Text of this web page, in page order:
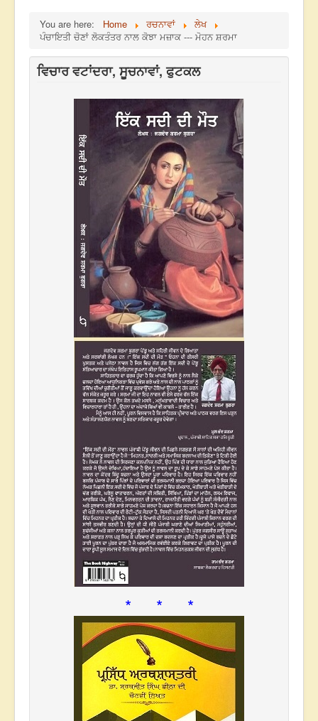
You are here: Home ਰਚਨਾਵਾਂ
ਲੇਖ
ਪੰਚਾਇਤੀ ਚੋਣਾਂ ਲੋਕਤੰਤਰ ਨਾਲ ਕੋਝਾ ਮਜ਼ਾਕ --- ਮੋਹਨ ਸ਼ਰਮਾ
ਵਿਚਾਰ ਵਟਾਂਦਰਾ, ਸੂਚਨਾਵਾਂ, ਫੁਟਕਲ
* * *